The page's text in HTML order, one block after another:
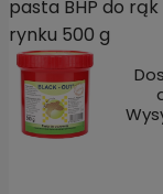
pasta BHP do rąk
rynku 500 g